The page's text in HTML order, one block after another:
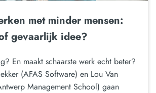
met minder mensen:
gevaarlijk idee?
En maakt schaarste werk echt beter?
(AFAS Software) en Lou Van
Management School) gaan